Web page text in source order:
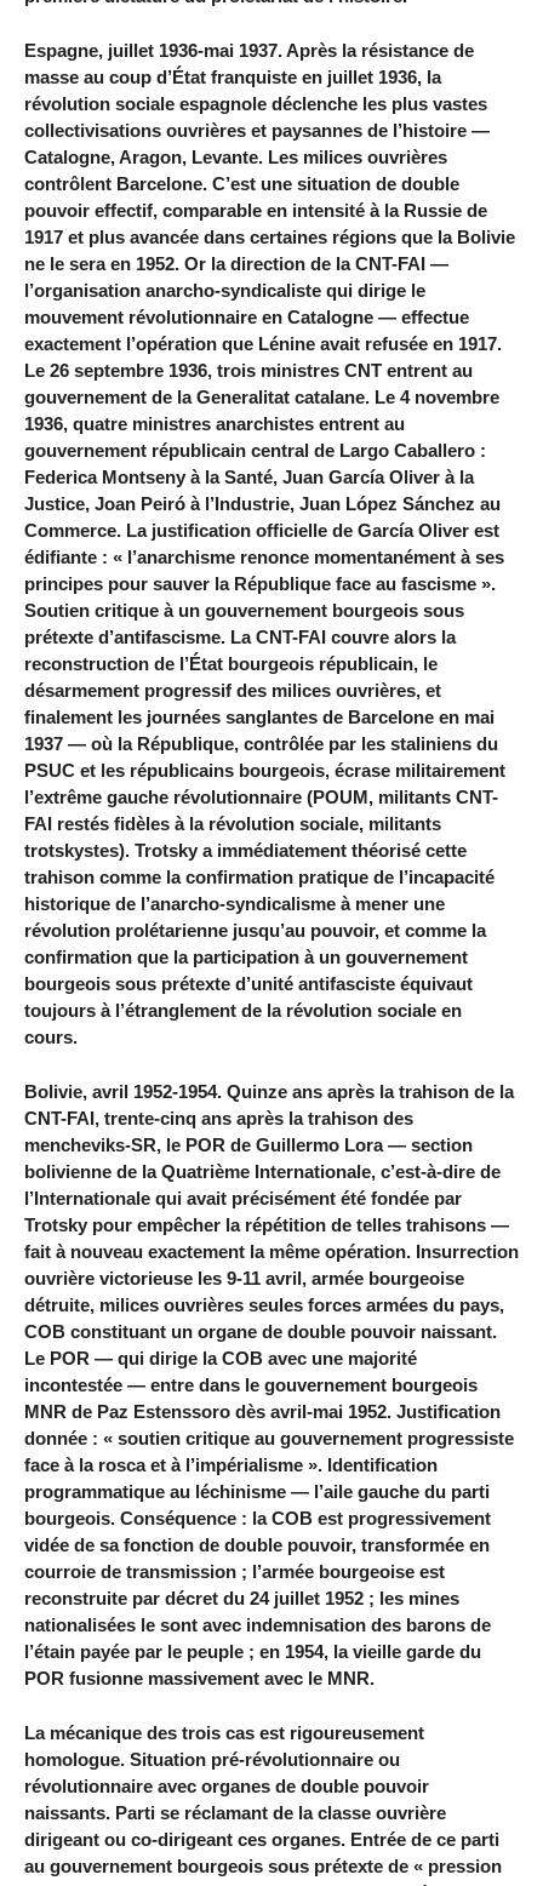
Espagne, juillet 1936-mai 1937. Après la résistance de
masse au coup d’État franquiste en juillet 1936, la
révolution sociale espagnole déclenche les plus vastes
collectivisations ouvrières et paysannes de l’histoire —
Catalogne, Aragon, Levante. Les milices ouvrières
contrôlent Barcelone. C’est une situation de double
pouvoir effectif, comparable en intensité à la Russie de
1917 et plus avancée dans certaines régions que la Bolivie
ne le sera en 1952. Or la direction de la CNT-FAI —
l’organisation anarcho-syndicaliste qui dirige le
mouvement révolutionnaire en Catalogne — effectue
exactement l’opération que Lénine avait refusée en 1917.
Le 26 septembre 1936, trois ministres CNT entrent au
gouvernement de la Generalitat catalane. Le 4 novembre
1936, quatre ministres anarchistes entrent au
gouvernement républicain central de Largo Caballero :
Federica Montseny à la Santé, Juan García Oliver à la
Justice, Joan Peiró à l’Industrie, Juan López Sánchez au
Commerce. La justification officielle de García Oliver est
édifiante : « l’anarchisme renonce momentanément à ses
principes pour sauver la République face au fascisme ».
Soutien critique à un gouvernement bourgeois sous
prétexte d’antifascisme. La CNT-FAI couvre alors la
reconstruction de l’État bourgeois républicain, le
désarmement progressif des milices ouvrières, et
finalement les journées sanglantes de Barcelone en mai
1937 — où la République, contrôlée par les staliniens du
PSUC et les républicains bourgeois, écrase militairement
l’extrême gauche révolutionnaire (POUM, militants CNT-
FAI restés fidèles à la révolution sociale, militants
trotskystes). Trotsky a immédiatement théorisé cette
trahison comme la confirmation pratique de l’incapacité
historique de l’anarcho-syndicalisme à mener une
révolution prolétarienne jusqu’au pouvoir, et comme la
confirmation que la participation à un gouvernement
bourgeois sous prétexte d’unité antifasciste équivaut
toujours à l’étranglement de la révolution sociale en
cours.
Bolivie, avril 1952-1954. Quinze ans après la trahison de la
CNT-FAI, trente-cinq ans après la trahison des
mencheviks-SR, le POR de Guillermo Lora — section
bolivienne de la Quatrième Internationale, c’est-à-dire de
l’Internationale qui avait précisément été fondée par
Trotsky pour empêcher la répétition de telles trahisons —
fait à nouveau exactement la même opération. Insurrection
ouvrière victorieuse les 9-11 avril, armée bourgeoise
détruite, milices ouvrières seules forces armées du pays,
COB constituant un organe de double pouvoir naissant.
Le POR — qui dirige la COB avec une majorité
incontestée — entre dans le gouvernement bourgeois
MNR de Paz Estenssoro dès avril-mai 1952. Justification
donnée : « soutien critique au gouvernement progressiste
face à la rosca et à l’impérialisme ». Identification
programmatique au léchinisme — l’aile gauche du parti
bourgeois. Conséquence : la COB est progressivement
vidée de sa fonction de double pouvoir, transformée en
courroie de transmission ; l’armée bourgeoise est
reconstruite par décret du 24 juillet 1952 ; les mines
nationalisées le sont avec indemnisation des barons de
l’étain payée par le peuple ; en 1954, la vieille garde du
POR fusionne massivement avec le MNR.
La mécanique des trois cas est rigoureusement
homologue. Situation pré-révolutionnaire ou
révolutionnaire avec organes de double pouvoir
naissants. Parti se réclamant de la classe ouvrière
dirigeant ou co-dirigeant ces organes. Entrée de ce parti
au gouvernement bourgeois sous prétexte de « pression